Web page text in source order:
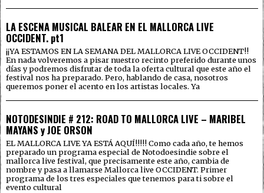
LA ESCENA MUSICAL BALEAR EN EL MALLORCA LIVE
OCCIDENT. pt1
¡¡YA ESTAMOS EN LA SEMANA DEL MALLORCA LIVE OCCIDENT!!
En nada volveremos a pisar nuestro recinto preferido durante unos
días y podremos disfrutar de toda la oferta cultural que este año el
festival nos ha preparado. Pero, hablando de casa, nosotros
queremos poner el acento en los artistas locales. Ya
NOTODESINDIE # 212: ROAD TO MALLORCA LIVE – MARIBEL
MAYANS y JOE ORSON
EL MALLORCA LIVE YA ESTÁ AQUÍ!!!!! Como cada año, te hemos
preparado un programa especial de Notodoesindie sobre el
mallorca live festival, que precisamente este año, cambia de
nombre y pasa a llamarse Mallorca live OCCIDENT. Primer
programa de los tres especiales que tenemos para ti sobre el
evento cultural